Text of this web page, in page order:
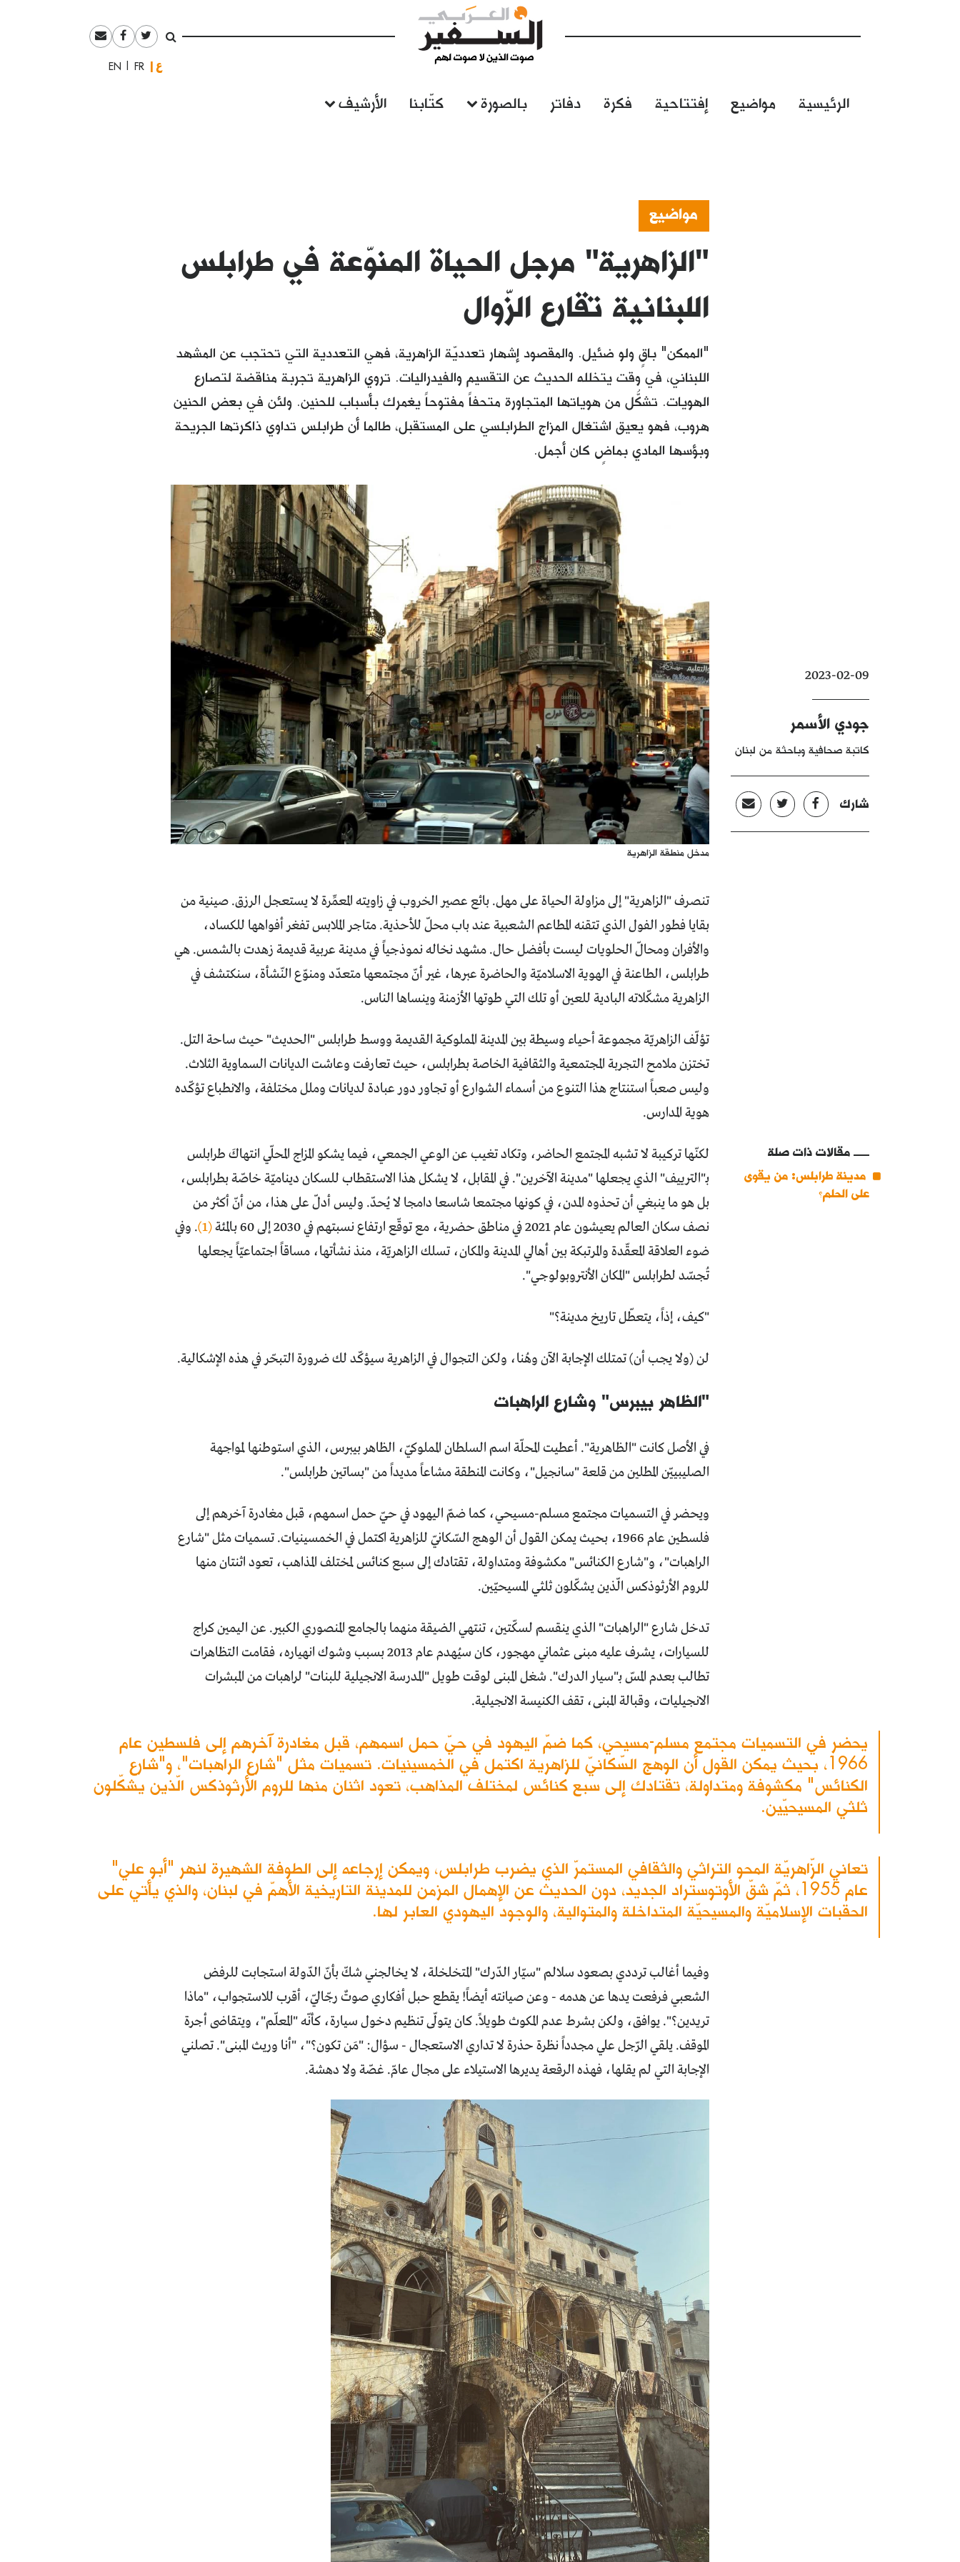
العربيةFrançais
English
الرئيسية مواضيع إفتتاحية فكرة دفاتر بالصورة كتّابنا الأرشيف
مواضيع
"الزاهرية" مرجل الحياة المنوّعة في طرابلس
اللبنانية تقارع الزّوال
"الممكن" باقٍ ولو ضئيل. والمقصود إشهار تعدديّة الزاهرية، فهي التعددية التي تحتجب عن المشهد
اللبناني، في وقت يتخلله الحديث عن التقسيم والفيدراليات. تروي الزاهرية تجربة مناقضة لتصارع
الهويات. تشكّلُ من هوياتها المتجاورة متحفاً مفتوحاً يغمرك بأسباب للحنين. ولئن في بعض الحنين
هروب، فهو يعيق اشتغال المزاج الطرابلسي على المستقبل، طالما أن طرابلس تداوي ذاكرتها الجريحة
وبؤسها المادي بماضٍ كان أجمل.
2023-02-09
جودي الأسمر
كاتبة صحافية وباحثة من لبنان
شارك
مدخل منطقة الزاهرية
تنصرف "الزاهرية" إلى مزاولة الحياة على مهل. بائع عصير الخروب في زاويته المعمِّرة لا يستعجل الرزق. صينية من
بقايا فطور الفول الذي تتقنه المطاعم الشعبية عند باب محلّ للأحذية. متاجر الملابس تفغر أفواهها للكساد،
والأفران ومحالّ الحلويات ليست بأفضل حال. مشهد نخاله نموذجياً في مدينة عربية قديمة زهدت بالشمس. هي
طرابلس، الطاعنة في الهوية الاسلاميّة والحاضرة عبرها، غير أنّ مجتمعها متعدّد ومنوّع النّشأة، سنكتشف في
الزاهرية مشكّلاته البادية للعين أو تلك التي طوتها الأزمنة وينساها الناس.
تؤلّف الزاهريّة مجموعة أحياء وسيطة بين المدينة المملوكية القديمة ووسط طرابلس "الحديث" حيث ساحة التل.
تختزن ملامح التجربة المجتمعية والثقافية الخاصة بطرابلس، حيث تعارفت وعاشت الديانات السماوية الثلاث.
وليس صعباً استنتاج هذا التنوع من أسماء الشوارع أو تجاور دور عبادة لديانات وملل مختلفة، والانطباع تؤكّده
هوية المدارس.
مقالات ذات صلة
مدينة طرابلس: من يقوى
على الحلم؟
لكنّها تركيبة لا تشبه المجتمع الحاضر، وتكاد تغيب عن الوعي الجمعي، فيما يشكو المزاج المحلّي انتهاكَ طرابلس
بـ"الترييف" الذي يجعلها "مدينة الآخرين". في المقابل، لا يشكل هذا الاستقطاب للسكان ديناميّة خاصّة بطرابلس،
بل هو ما ينبغي أن تحذوه المدن، في كونها مجتمعا شاسعا دامجا لا يُحدّ. وليس أدلّ على هذا، من أنّ أكثر من
نصف سكان العالم يعيشون عام 2021 في مناطق حضرية، مع توقّع ارتفاع نسبتهم في 2030 إلى 60 بالمئة
(1) . وفي
ضوء العلاقة المعقّدة والمرتبكة بين أهالي المدينة والمكان، تسلك الزاهريّة، منذ نشأتها، مساقاً اجتماعيّاً يجعلها
تُجسّد لطرابلس "المكان الأنتروبولوجي".
"كيف، إذاً، يتعطّل تاريخ مدينة؟"
لن (ولا يجب أن) تمتلك الإجابة الآن وهُنا، ولكن التجوال في الزاهرية سيؤكّد لك ضرورة التبحّر في هذه الإشكالية.
"الظاهر بيبرس" وشارع الراهبات
في الأصل كانت "الظاهرية". أعطيت المحلّة اسم السلطان المملوكيّ، الظاهر بيبرس، الذي استوطنها لمواجهة
الصليبييّن المطلين من قلعة "سانجيل"، وكانت المنطقة مشاعاً مديداً من "بساتين طرابلس".
ويحضر في التسميات مجتمع مسلم-مسيحي، كما ضمّ اليهود في حيّ حمل اسمهم، قبل مغادرة آخرهم إلى
فلسطين عام 1966، بحيث يمكن القول أن الوهج السّكانيّ للزاهرية اكتمل في الخمسينيات. تسميات مثل "شارع
الراهبات"، و"شارع الكنائس" مكشوفة ومتداولة، تقتادك إلى سبع كنائس لمختلف المذاهب، تعود اثنتان منها
للروم الأرثوذكس الّذين يشكّلون ثلثي المسيحيّين.
تدخل شارع "الراهبات" الذي ينقسم لسكّتين، تنتهي الضيقة منهما بالجامع المنصوري الكبير. عن اليمين كراج
للسيارات، يشرف عليه مبنى عثماني مهجور، كان سيُهدم عام 2013 بسبب وشوك انهياره، فقامت التظاهرات
تطالب بعدم المسّ بـ"سيار الدرك". شغل المبنى لوقت طويل "المدرسة الانجيلية للبنات" لراهبات من المبشرات
الانجيليات، وقبالة المبنى، تقف الكنيسة الانجيلية.
يحضر في التسميات مجتمع مسلم-مسيحي، كما ضمّ اليهود في حيّ حمل اسمهم، قبل مغادرة آخرهم إلى فلسطين عام
1966، بحيث يمكن القول أن الوهج السّكانيّ للزاهرية اكتمل في الخمسينيات. تسميات مثل "شارع الراهبات"، و"شارع
الكنائس" مكشوفة ومتداولة، تقتادك إلى سبع كنائس لمختلف المذاهب، تعود اثنان منها للروم الأرثوذكس الّذين يشكّلون
ثلثي المسيحيّين.
تعاني الزّاهريّة المحو التراثي والثقافي المستمرّ الذي يضرب طرابلس، ويمكن إرجاعه إلى الطوفة الشهيرة لنهر "أبو علي"
عام 1955، ثمّ شقّ الأوتوستراد الجديد، دون الحديث عن الإهمال المزمن للمدينة التاريخية الأهمّ في لبنان، والذي يأتي على
الحقبات الإسلاميّة والمسيحيّة المتداخلة والمتوالية، والوجود اليهودي العابر لها.
وفيما أغالب ترددي بصعود سلالم "سيّار الدّرك" المتخلخلة، لا يخالجني شكّ بأنّ الدّولة استجابت للرفض
الشعبي فرفعت يدها عن هدمه - وعن صيانته أيضاً! يقطع حبل أفكاري صوتٌ رجّاليّ، أقرب للاستجواب، "ماذا
تريدين؟". يوافق، ولكن بشرط عدم المكوث طويلاً. كان يتولّى تنظيم دخول سيارة، كأنّه "المعلّم"، ويتقاضى أجرة
الموقف. يلقي الرّجل علي مجدداً نظرة حذرة لا تداري الاستعجال - سؤال: "مَن تكون؟"، "أنا وريث المبنى". تصلني
الإجابة التي لم يقلها، فهذه الرقعة يديرها الاستيلاء على مجال عامّ. غصّة ولا دهشة.